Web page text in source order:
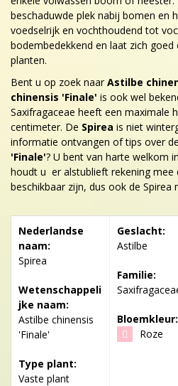
beschaduwde plek nabij bomen en
voedselrijk en vochthoudend tot
bodembedekkend en laat zich
planten.
Bent u op zoek naarAstilbe
chinensis 'Finale' is ook wel
Saxifragaceae heeft een maximale
centimeter. De Spirea is niet
informatie ontvangen of tips over
'Finale'? U bent van harte welkom
houdt u er alstublieft rekening mee
beschikbaar zijn, dus ook de Spirea
Nederlandse
naam:
Spirea
Wetenschappeli
jke naam:
Astilbe chinensis
'Finale'
Type plant:
Vaste plant
Geslacht:
Astilbe
Familie:
Bloemkleur:
Roze